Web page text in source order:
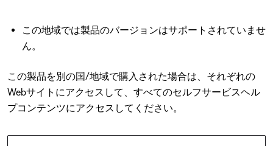
この地域では製品のバージョンはサポートされていませ
ん。
この製品を別の国/地域で購入された場合は、それぞれの
Webサイトにアクセスして、すべてのセルフサービスヘル
プコンテンツにアクセスしてください。